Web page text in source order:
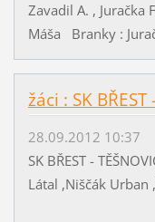
Zavadil A. ,
Máša Branky :
žáci : SK BŘEST
28.09.2012 10:37
SK BŘEST -
Látal ,Niščák